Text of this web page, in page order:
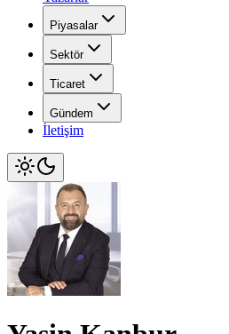
Piyasalar
Sektör
Ticaret
Gündem
İletişim